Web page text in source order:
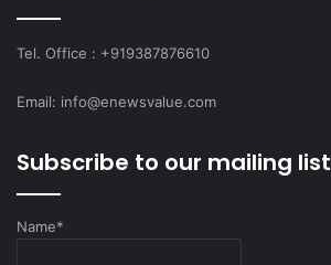
Tel. Office : +919387876610
Email: info@enewsvalue.com
Subscribe to our mailing list
Name*